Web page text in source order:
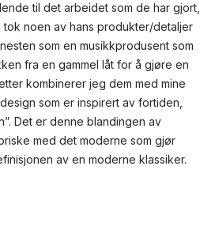
til det arbeidet som de har gjort,
tok noen av hans produkter/detaljer
som en musikkprodusent som
fra en gammel låt for å gjøre en
kombinerer jeg dem med mine
som er inspirert av fortiden,
Det er denne blandingen av
med det moderne som gjør
av en moderne klassiker.